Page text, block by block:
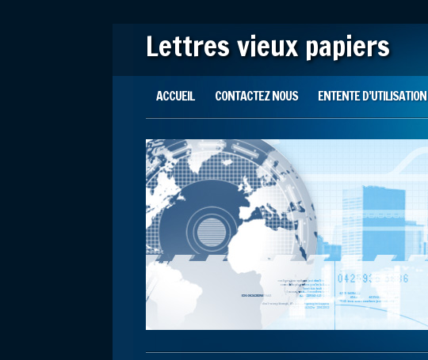
Lettres vieux papiers
Main menu
ACCUEIL CONTACTEZ NOUS ENTENTE D’UTILISATION